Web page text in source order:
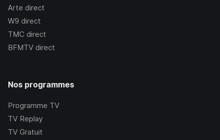
Arte direct
W9 direct
TMC direct
BFMTV direct
Nos programmes
Programme TV
TV Replay
TV Gratuit